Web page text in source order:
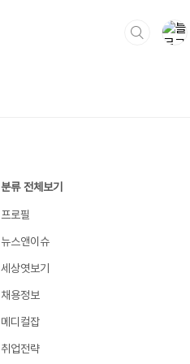
분류 전체보기
프로필
뉴스앤이슈
세상엿보기
채용정보
메디컬잡
취업전략